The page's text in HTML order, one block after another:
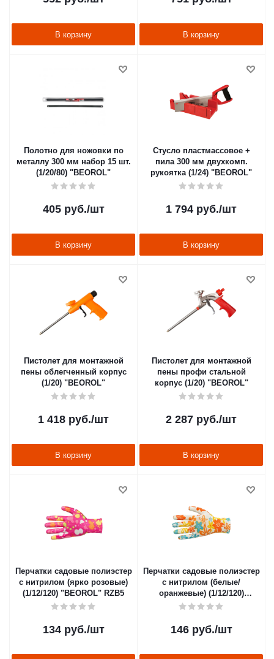
В корзину В корзину
Полотно для ножовки по
металлу 300 мм набор 15 шт.
(1/20/80) "BEOROL"
405руб./шт
В корзину
Стусло пластмассовое +
пила 300 мм двухкомп.
рукоятка (1/24) "BEOROL"
1 794 руб./шт
В корзину
Пистолет для монтажной
пены облегченный корпус
(1/20) "BEOROL"
1 418 руб./шт
В корзину
Пистолет для монтажной
пены профи стальной
корпус (1/20) "BEOROL"
2 287 руб./шт
В корзину
Перчатки садовые полиэстер
с нитрилом (ярко розовые)
(1/12/120) "BEOROL" RZB5
134руб./шт
Перчатки садовые полиэстер
с нитрилом (белые/
оранжевые) (1/12/120)
"BEOROL" RZB3
146руб./шт